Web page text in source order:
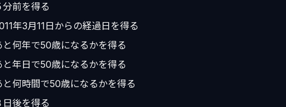
分前を得る
年3月11日からの経過日を得る
と何年で50歳になるかを得る
と年日で50歳になるかを得る
と何時間で50歳になるかを得る
日後を得る